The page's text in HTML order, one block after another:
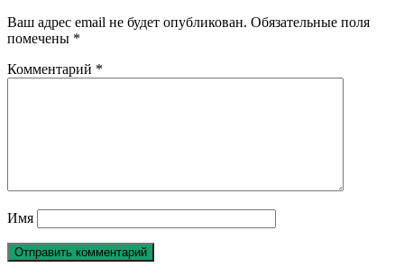
Ваш адрес email не будет опубликован. Обязательные поля
помечены *
Комментарий *
Имя